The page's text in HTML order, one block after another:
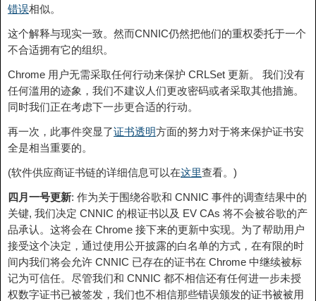
错误相似。
这个解释与现实一致。然而CNNIC仍然把他们的重权委托于一个
不合适拥有它的组织。
Chrome 用户无需采取任何行动来保护 CRLSet 更新。 我们没有
任何滥用的迹象，我们不建议人们更改密码或者采取其他措施。
同时我们正在考虑下一步更合适的行动。
再一次，此事件突显了证书透明方面的努力对于将来保护证书安
全是相当重要的。
(软件供应商证书链的详细信息可以在这里​查看。)
四月一号更新: 作为关于围绕谷歌和 CNNIC 事件的调查结果中的
关键, 我们决定 CNNIC 的根证书以及 EV CAs 将不会被谷歌的产
品承认。这将会在 Chrome 接下来的更新中实现。为了帮助用户
接受这个决定，通过使用公开披露的白名单的方式，在有限的时
间内我们将会允许 CNNIC 已存在的证书在 Chrome 中继续被标
记为可信任。尽管我们和 CNNIC 都不相信还有任何进一步未授
权数字证书已被签发，我们也不相信那些错误颁发的证书被被用